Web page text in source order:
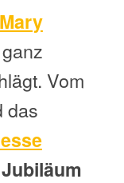
Mary
Vom
das